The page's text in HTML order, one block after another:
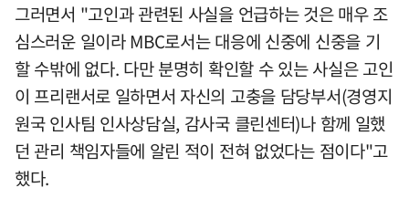
그러면서 "고인과 관련된 사실을 언급하는 것은 매우 조
심스러운 일이라 MBC로서는 대응에 신중에 신중을 기
할 수밖에 없다. 다만 분명히 확인할 수 있는 사실은 고인
이 프리랜서로 일하면서 자신의 고충을 담당부서(경영지
원국 인사팀 인사상담실, 감사국 클린센터)나 함께 일했
던 관리 책임자들에 알린 적이 전혀 없었다는 점이다"고
했다.